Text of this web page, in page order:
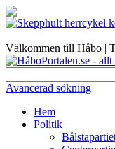
Välkommen till Håbo |
Avancerad sökning
Hem
Politik